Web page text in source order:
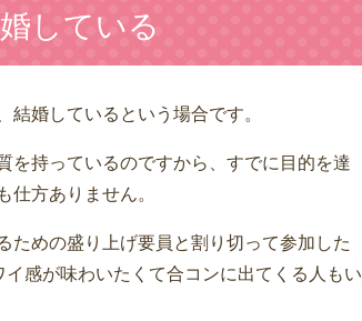
している
婚しているという場合です。
を持っているのですから、すでに目的を達
仕方ありません。
ための盛り上げ要員と割り切って参加した
感が味わいたくて合コンに出てくる人もい